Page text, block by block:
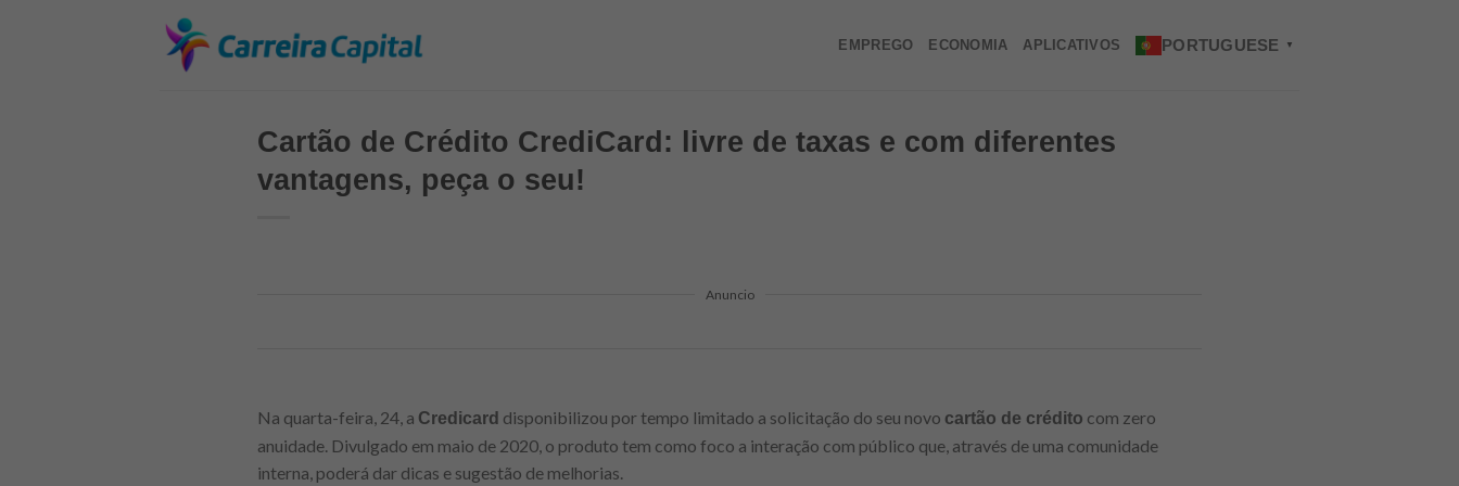
EMPREGO ECONOMIA APLICATIVOS PORTUGUESE ▼
Cartão de Crédito CrediCard: livre de taxas e com diferentes
vantagens, peça o seu!
Anuncio
Na quarta-feira, 24, a Credicard disponibilizou por tempo limitado a solicitação do seu novo cartão de crédito com zero
anuidade. Divulgado em maio de 2020, o produto tem como foco a interação com público que, através de uma comunidade
interna, poderá dar dicas e sugestão de melhorias.